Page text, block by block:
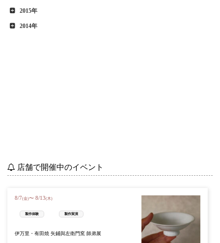
2015年
2014年
店舗で開催中のイベント
8/7(金)〜 8/13(木)
製作体験 製作実演
伊万里・有田焼 矢鋪與左衛門窯 師弟展